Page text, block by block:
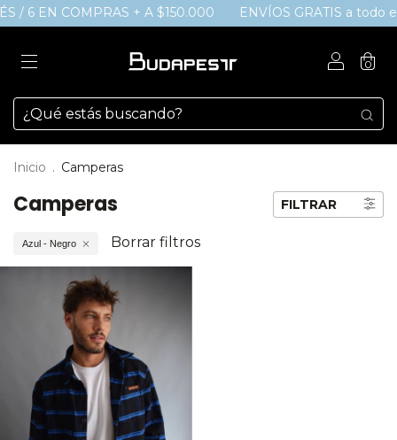
/ 6 EN COMPRAS + A $150.000 ENVÍOS GRATIS a todo
0
Inicio . Camperas
Camperas FILTRAR
Azul - Negro Borrar filtros